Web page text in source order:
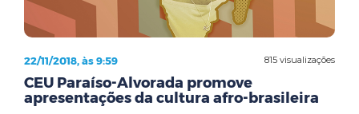
815 visualizações
22/11/2018, às 9:59
CEU Paraíso-Alvorada promove
apresentações da cultura afro-brasileira